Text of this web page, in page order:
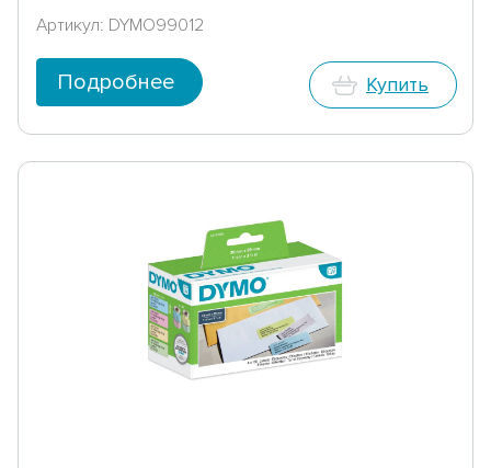
Артикул: DYMO99012
Подробнее Купить